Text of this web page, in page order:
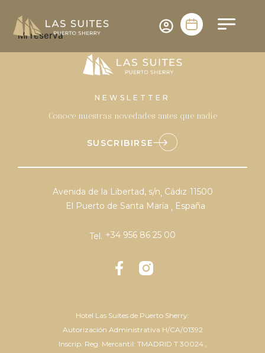
Mi reserva
NEWSLETTER
Conoce nuestras novedades antes que nadie
SUSCRIBIRSE
Avenida de la Libertad, s/n, Cádiz 11500
El Puerto de Santa María , España
Tel. +34 956 86 25 00
Hotel Las Suites de Puerto Sherry:
Autorización Administrativa H/CA/01392
Inscrip. Reg. Mercantil: TMADRID T 30024 ,